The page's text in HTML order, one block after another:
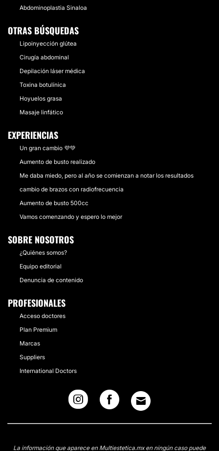
Abdominoplastia Sinaloa
OTRAS BÚSQUEDAS
Lipoinyección glútea
Cirugía abdominal
Depilación láser médica
Toxina botulínica
Hoyuelos grasa
Masaje linfático
EXPERIENCIAS
Un gran cambio 💜💚
Aumento de busto realizado
Me daba miedo, pero al año se comienzan a notar los resultados
cambio de brazos con radiofrecuencia
Aumento de busto 500cc
Vamos comenzando y espero lo mejor
SOBRE NOSOTROS
¿Quiénes somos?
Equipo editorial
Denuncia de contenido
PROFESIONALES
Acceso doctores
Plan Premium
Marcas
Suppliers
International Doctors
La información que aparece en Multiestetica.mx en ningún caso puede